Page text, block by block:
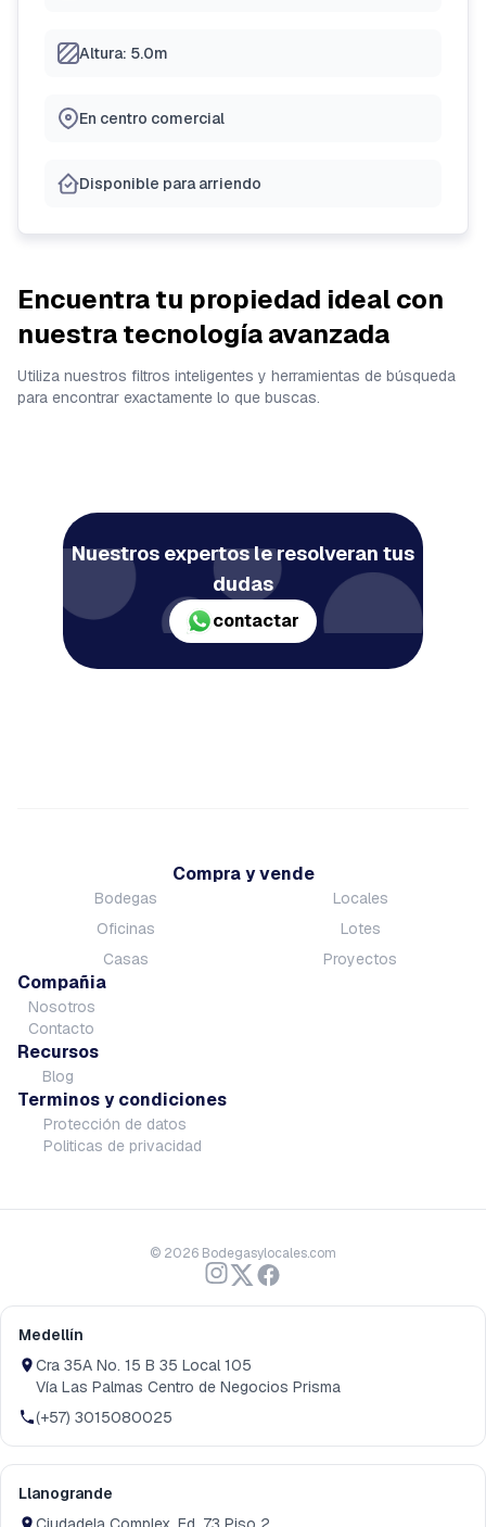
Altura: 5.0m
En centro comercial
Disponible para arriendo
Encuentra tu propiedad ideal con
nuestra tecnología avanzada
Utiliza nuestros filtros inteligentes y herramientas de búsqueda
para encontrar exactamente lo que buscas.
Nuestros expertos le resolveran tus
dudas
contactar
Compra y vende
Bodegas
Locales
Oficinas
Lotes
Casas
Proyectos
Compañia
Nosotros
Contacto
Recursos
Blog
Terminos y condiciones
Protección de datos
Politicas de privacidad
© 2026 Bodegasylocales.com
Medellín
Cra 35A No. 15 B 35 Local 105
Vía Las Palmas Centro de Negocios Prisma
(+57) 3015080025
Llanogrande